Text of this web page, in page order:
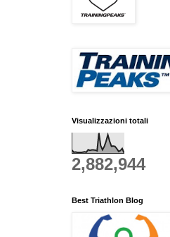
Visualizzazioni totali
2,882,944
Best Triathlon Blog